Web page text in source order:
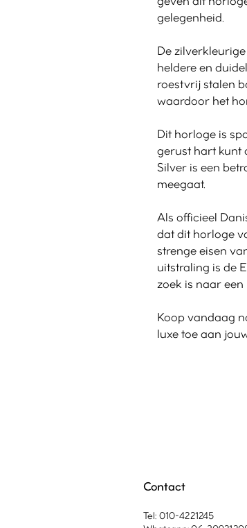
gelegenheid.
De
heldere en
roestvrij stalen
waardoor het
Dit horloge is
gerust hart kunt
Silver is een
meegaat.
Als officieel
dat dit horloge
strenge eisen
uitstraling is de
zoek is naar
Koop vandaag
luxe toe aan
Contact
Tel: 010-4221245